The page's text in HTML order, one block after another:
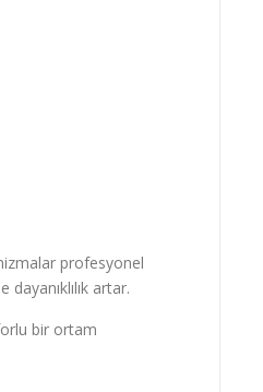
profesyonel
artar.
bir ortam